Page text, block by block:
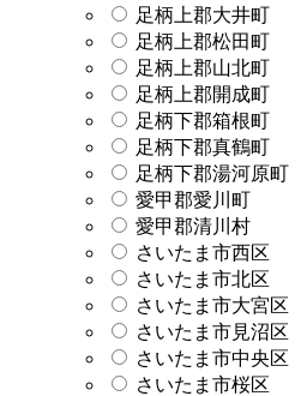
足柄上郡大井町
足柄上郡松田町
足柄上郡山北町
足柄上郡開成町
足柄下郡箱根町
足柄下郡真鶴町
足柄下郡湯河原町
愛甲郡愛川町
愛甲郡清川村
さいたま市西区
さいたま市北区
さいたま市大宮区
さいたま市見沼区
さいたま市中央区
さいたま市桜区